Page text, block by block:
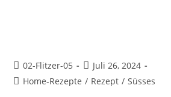
02-Flitzer-05
Juli 26, 2024
Home-Rezepte / Rezept / Süsses